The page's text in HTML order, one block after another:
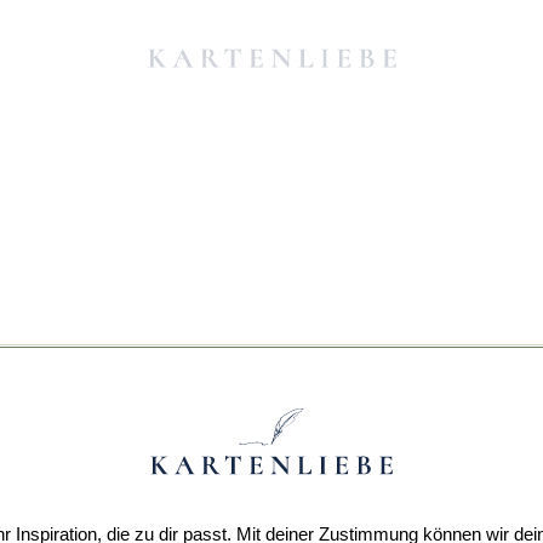
Inspiration, die zu dir passt. Mit deiner Zustimmung können wir